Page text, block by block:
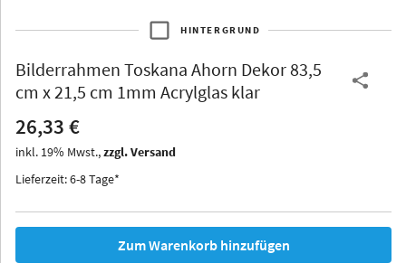
Iowa
HINTERGRUND
Bilderrahmen Toskana Ahorn Dekor 83,5
cm x 21,5 cm 1mm Acrylglas klar
26,33 €
inkl. 19% Mwst.,zzgl. Versand
Lieferzeit: 6-8 Tage*
Zum Warenkorb hinzufügen